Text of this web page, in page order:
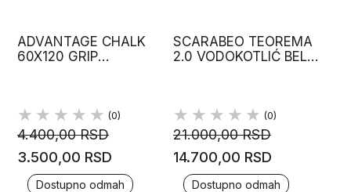
ADVANTAGE CHALK
60X120 GRIP
(0)
4.400,00 RSD
3.500,00 RSD
Dostupno odmah
SCARABEO TEOREMA
2.0 VODOKOTLIĆ BELE
(0)
21.000,00 RSD
14.700,00 RSD
Dostupno odmah